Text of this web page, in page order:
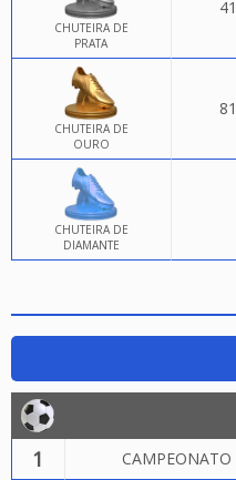
CHUTEIRA DE
PRATA
CHUTEIRA DE
OURO
CHUTEIRA DE
DIAMANTE
1